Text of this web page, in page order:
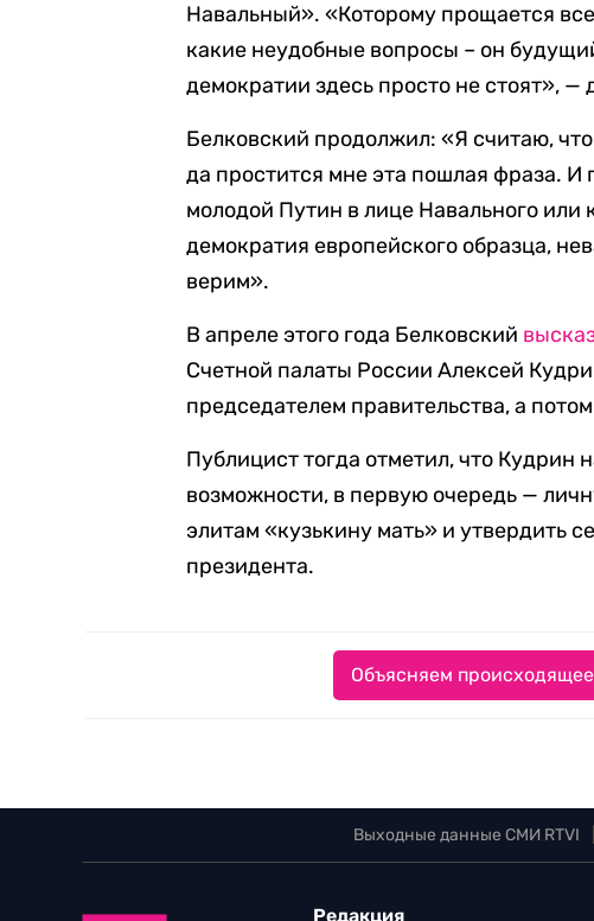
Навальный». «Которому прощается
какие неудобные вопросы – он
демократии здесь просто не стоят», —
Белковский продолжил: «Я считаю,
да простится мне эта пошлая фраза.
молодой Путин в лице Навального или
демократия европейского образца,
верим».
В апреле этого года Белковский
Счетной палаты России Алексей
председателем правительства, а
Публицист тогда отметил, что Кудрин
возможности, в первую очередь —
элитам «кузькину мать» и утвердить
президента.
Объясняем
Выходные данные СМИ RTVI
Редакция